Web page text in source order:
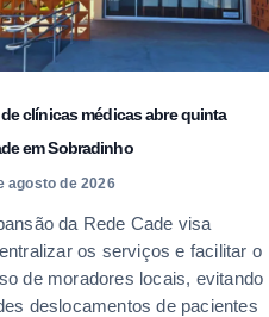
clínicas médicas abre quinta
em Sobradinho
agosto de 2026
da Rede Cade visa
os serviços e facilitar o
de moradores locais, evitando
deslocamentos de pacientes